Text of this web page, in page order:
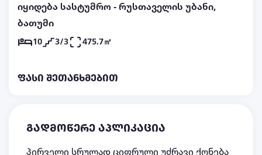
იყიდება სასტუმრო - რუსთაველის უბანი,
ბათუმი
10 3/3 475.7㎡
ფასი შეთანხმებით
გადმოწერე აპლიკაცია
პირველი სრულად ციფრული უძრავი ქონება